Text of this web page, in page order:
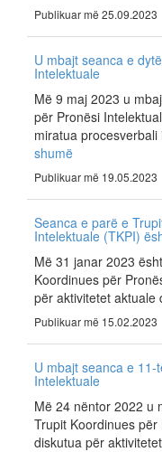
Publikuar më 25.09.2023
U mbajt seanca e
Intelektuale
Më 9 maj 2023 u
për Pronësi
miratua
shumë
Publikuar më 19.05.2023
Seanca e parë e
Intelektuale (TKPI)
Më 31 janar 2023
Koordinues për
për aktivitetet aktuale
Publikuar më 15.02.2023
U mbajt seanca e
Intelektuale
Më 24 nëntor 2022 u
Trupit Koordinues
diskutua për